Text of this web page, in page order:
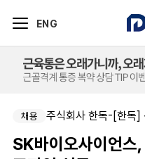
ENG
채용 주식회사 한독-[한독]
SK바이오사이언스